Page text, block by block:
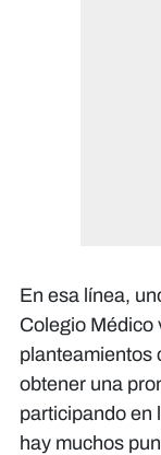
En esa línea,
Colegio Médico
planteamientos
obtener una
participando en
hay muchos